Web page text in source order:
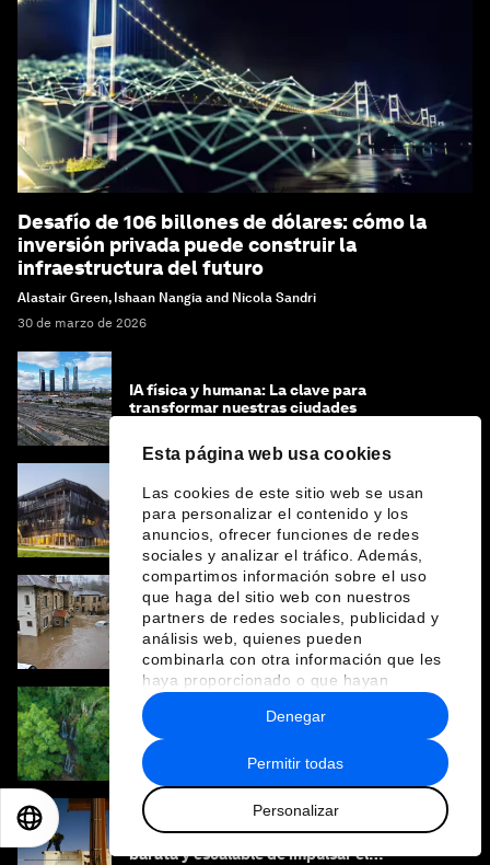
Esta página web usa cookies
Las cookies de este sitio web se usan
para personalizar el contenido y los
anuncios, ofrecer funciones de redes
sociales y analizar el tráfico. Además,
compartimos información sobre el uso
que haga del sitio web con nuestros
partners de redes sociales, publicidad y
análisis web, quienes pueden
combinarla con otra información que les
haya proporcionado o que hayan
recopilado a partir del uso que haya
hecho de sus servicios.
Permitir todas
Personalizar
Denegar
Desafío de 106 billones de dólares: cómo la
inversión privada puede construir la
infraestructura del futuro
Alastair Green, Ishaan Nangia and Nicola Sandri
30 de marzo de 2026
IA física y humana: La clave para
transformar nuestras ciudades
¿Qué es la construcción ligera y cómo
impulsa una edificación más adaptable y
sostenible?
La IA industrial puede transformar la
respuesta ante desastres, pero solo si
trabajamos unidos
La industria de restauración de Brasil podría
impulsar la bioeconomía global
El almacenamiento térmico es una forma
barata y escalable de impulsar el
EN